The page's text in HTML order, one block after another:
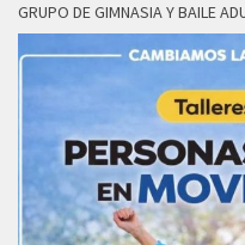
GRUPO DE GIMNASIA Y BAILE